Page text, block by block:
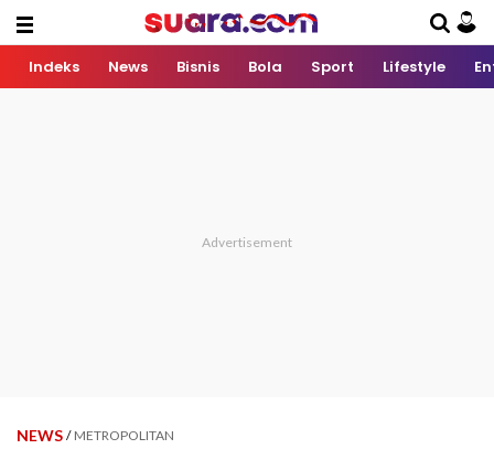
Indeks News Bisnis Bola Sport Lifestyle
NEWS / METROPOLITAN